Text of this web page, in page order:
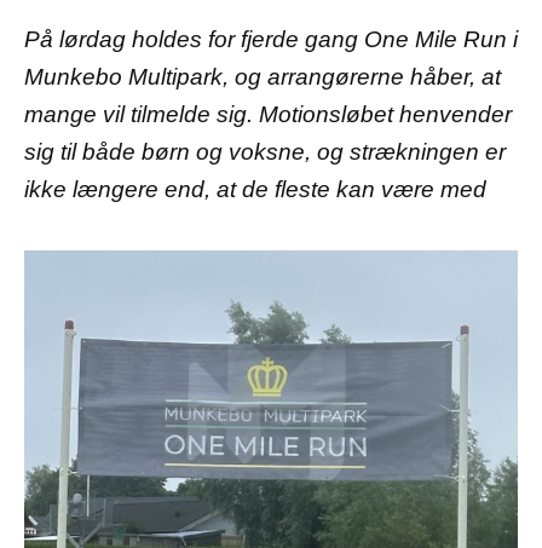
På lørdag holdes for fjerde gang One Mile Run i
Munkebo Multipark, og arrangørerne håber, at
mange vil tilmelde sig. Motionsløbet henvender
sig til både børn og voksne, og strækningen er
ikke længere end, at de fleste kan være med